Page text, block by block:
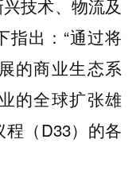
技术、物流及
指出：“通过将
的商业生态系
的全球扩张雄
（D33）的各